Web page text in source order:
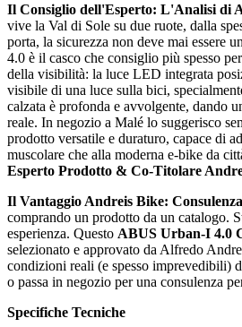
Il Consiglio dell'Esperto: L'Analisi di
vive la Val di Sole su due ruote, dalla
porta, la sicurezza non deve mai essere
4.0 è il casco che consiglio più spesso
della visibilità: la luce LED integrata
visibile di una luce sulla bici,
calzata è profonda e avvolgente, dando
reale. In negozio a Malé lo suggerisco
prodotto versatile e duraturo, capace di
muscolare che alla moderna e-bike da
Esperto Prodotto & Co-Titolare
Il Vantaggio Andreis Bike:
comprando un prodotto da un catalogo.
esperienza. Questo ABUS Urban-I 4.0
selezionato e approvato da Alfredo
condizioni reali (e spesso imprevedibili)
o passa in negozio per una consulenza
Specifiche Tecniche